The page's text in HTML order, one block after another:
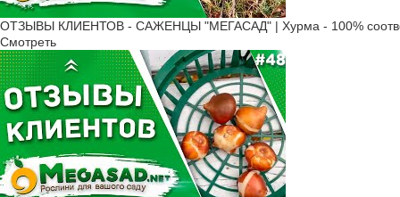
ОТЗЫВЫ КЛИЕНТОВ - САЖЕНЦЫ "МЕГАСАД" | Хурма - 100%
Смотреть